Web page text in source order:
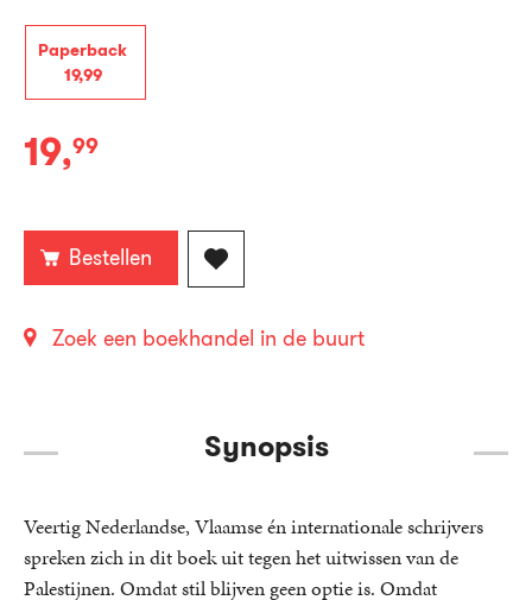
Paperback
19,99
Paperback:
19,99
Bestellen
Zoek een boekhandel in de buurt
Synopsis
Veertig Nederlandse, Vlaamse én internationale schrijvers
spreken zich in dit boek uit tegen het uitwissen van de
Palestijnen. Omdat stil blijven geen optie is. Omdat